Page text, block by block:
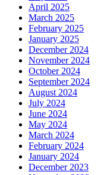
April 2025
March 2025
February 2025
January 2025
December 2024
November 2024
October 2024
September 2024
August 2024
July 2024
June 2024
May 2024
March 2024
February 2024
January 2024
December 2023